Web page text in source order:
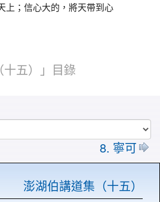
上；信心大的，將天帶到心
十五）」目錄
8. 寧可
澎湖伯講道集（十五）